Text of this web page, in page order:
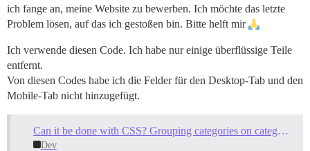
ich fange an, meine Website zu bewerben. Ich möchte das letzte
Problem lösen, auf das ich gestoßen bin. Bitte helft mir
Ich verwende diesen Code. Ich habe nur einige überflüssige Teile
entfernt.
Von diesen Codes habe ich die Felder für den Desktop-Tab und den
Mobile-Tab nicht hinzugefügt.
Can it be done with CSS? Grouping categories on category page
Dev